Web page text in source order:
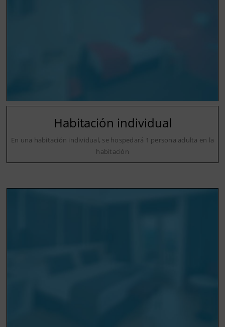
Habitación individual
En una habitación individual, se hospedará 1 persona adulta en la
habitación